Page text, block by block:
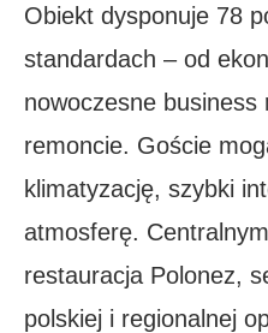
Obiekt dysponuje 78
standardach – od
nowoczesne
remoncie. Goście
klimatyzację, szybki
atmosferę.
restauracja Polonez,
polskiej i regionalnej